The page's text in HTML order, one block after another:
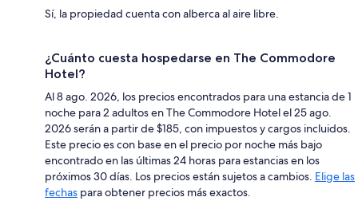
Sí, la propiedad cuenta con alberca al aire libre.
¿Cuánto cuesta hospedarse en The Commodore
Hotel?
Al 8 ago. 2026, los precios encontrados para una estancia de 1
noche para 2 adultos en The Commodore Hotel el 25 ago.
2026 serán a partir de $185, con impuestos y cargos incluidos.
Este precio es con base en el precio por noche más bajo
encontrado en las últimas 24 horas para estancias en los
próximos 30 días. Los precios están sujetos a cambios. Elige las
fechas para obtener precios más exactos.